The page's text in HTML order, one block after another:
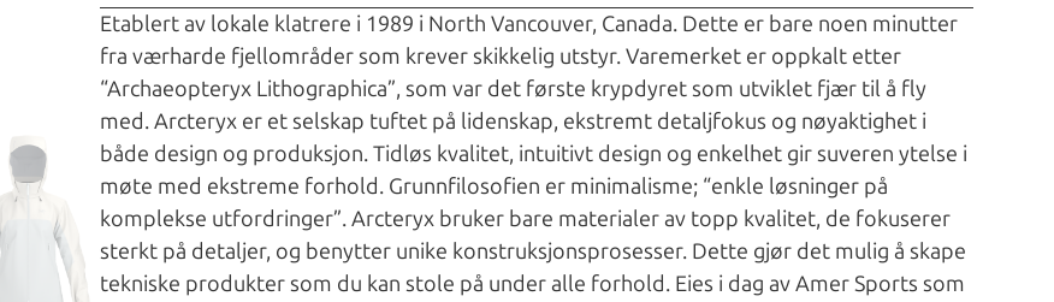
Etablert av lokale klatrere i 1989 i North Vancouver, Canada. Dette er bare noen minutter
fra værharde fjellområder som krever skikkelig utstyr. Varemerket er oppkalt etter
“Archaeopteryx Lithographica”, som var det første krypdyret som utviklet fjær til å fly
med. Arcteryx er et selskap tuftet på lidenskap, ekstremt detaljfokus og nøyaktighet i
både design og produksjon. Tidløs kvalitet, intuitivt design og enkelhet gir suveren ytelse i
møte med ekstreme forhold. Grunnfilosofien er minimalisme; “enkle løsninger på
komplekse utfordringer”. Arcteryx bruker bare materialer av topp kvalitet, de fokuserer
sterkt på detaljer, og benytter unike konstruksjonsprosesser. Dette gjør det mulig å skape
tekniske produkter som du kan stole på under alle forhold. Eies i dag av Amer Sports som